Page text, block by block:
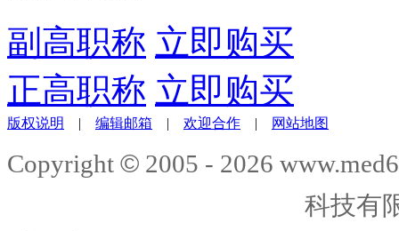
副高职称 立即购买
正高职称 立即购买
版权说明 | 编辑邮箱 | 欢迎合作 | 网站地图
Copyright © 2005 - 2026
科技有